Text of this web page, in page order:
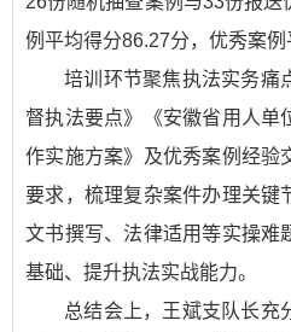
例平均得分86.27分，优秀案例
培训环节聚焦执法实务痛
督执法要点》《安徽省用人单
作实施方案》及优秀案例经验
要求，梳理复杂案件办理关键
文书撰写、法律适用等实操难
基础、提升执法实战能力。
总结会上，王斌支队长充